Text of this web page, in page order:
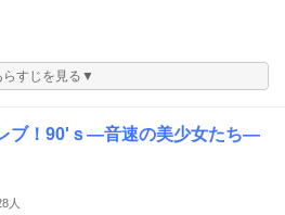
らすじを見る▼
ブ！90'ｓ―音速の美少女たち―
人